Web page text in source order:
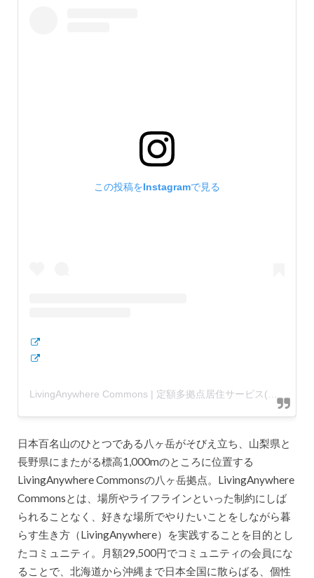
この投稿をInstagramで見る
LivingAnywhere Commons | 定額多拠点居住サービス(@livinganywherec)がシェアした投稿
日本百名山のひとつである八ヶ岳がそびえ立ち、山梨県と
長野県にまたがる標高1,000mのところに位置する
LivingAnywhere Commonsの八ヶ岳拠点。LivingAnywhere
Commonsとは、場所やライフラインといった制約にしば
られることなく、好きな場所でやりたいことをしながら暮
らす生き方（LivingAnywhere）を実践することを目的とし
たコミュニティ。月額29,500円でコミュニティの会員にな
ることで、北海道から沖縄まで日本全国に散らばる、個性